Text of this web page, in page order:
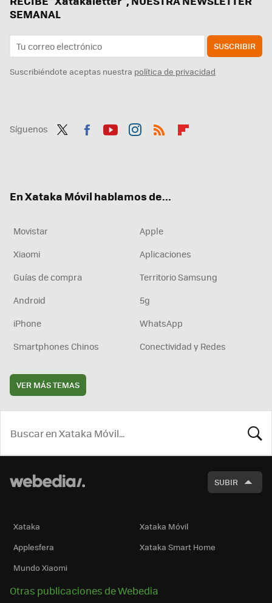
SEMANAL
SUSCRIBIR
Suscribiéndote aceptas nuestra política de privacidad
Síguenos
En Xataka Móvil hablamos de...
Movistar
Apple
Xiaomi
Aplicaciones
Guías de compra
Territorio Samsung
Android
5g
iPhone
WhatsApp
Smartphones Chinos
Conectividad y Redes
VER MÁS TEMAS
SUBIR
Xataka
Xataka Móvil
Applesfera
Xataka Smart Home
Mundo Xiaomi
Otras publicaciones de Webedia